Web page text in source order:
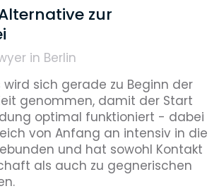
zur
in Berlin
wird sich gerade zu Beginn der
genommen, damit der Start
optimal funktioniert - dabei
von Anfang an intensiv in die
und hat sowohl Kontakt
als auch zu gegnerischen